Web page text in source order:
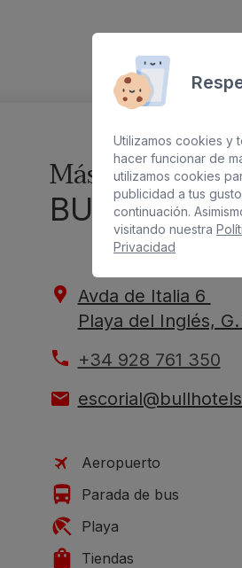
Más
BULL
Avda de Italia 6
Playa del Inglés,
+34 928 761 350
Aeropuerto
Parada de bus
Playa
Tiendas
Utilizamos cookies y
hacer funcionar de
utilizamos cookies
publicidad a tus
continuación.
visitando nuestra
Privacidad